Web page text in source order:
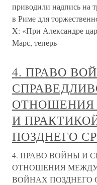
приводили надпись на
в Риме для
X: «При Александре
Марс, теперь
4. ПРАВО
И
ПОЗДНЕГО
4. ПРАВО ВОЙНЫ И
ОТНОШЕНИЯ
ВОЙНАХ ПОЗДНЕГО